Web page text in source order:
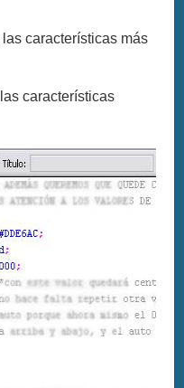
características más
características